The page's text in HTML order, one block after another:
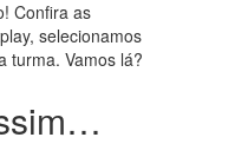
Confira as
selecionamos
turma. Vamos lá?